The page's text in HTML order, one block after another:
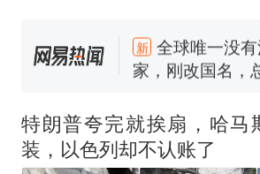
新 全球唯一没
家，刚改国名，
线一圈，还曾两
5060元才肯搬
了……
视频丨只要一枚
母瘫痪 轰-6J实
特朗普夸完就挨扇，哈马
装，以色列却不认账了